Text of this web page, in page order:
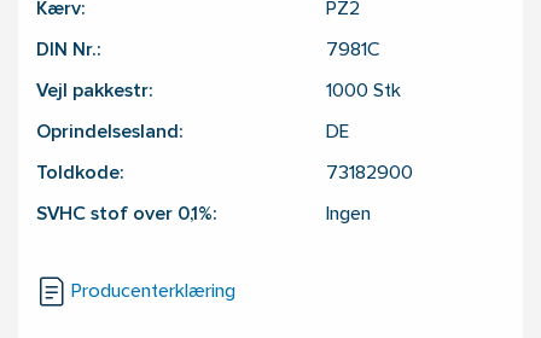
Kærv: PZ2
DIN Nr.: 7981C
Vejl pakkestr: 1000 Stk
Oprindelsesland: DE
Toldkode: 73182900
SVHC stof over 0,1%: Ingen
Producenterklæring